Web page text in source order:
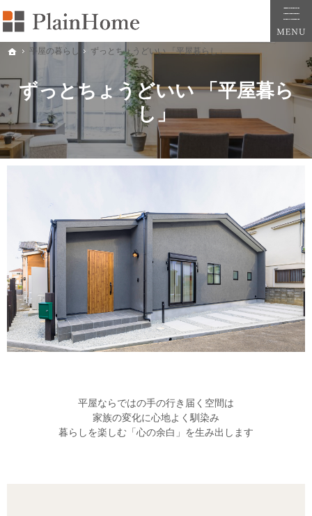
ずっとちょうどいい 「平屋暮ら
し」
大阪・堺市での新築一戸建ては工務店の「PlainHome平原建築工房」へおまかせ。自然
堺市をはじめ大阪府全域での新築注文住宅ならプレインホームへ。自然素材の心地よさ
平屋ならではの手の行き届く空間は
家族の変化に心地よく馴染み
暮らしを楽しむ「心の余白」を生み出します
ホーム
平屋の暮らし ずっとちょうどいい 「平屋暮らし」